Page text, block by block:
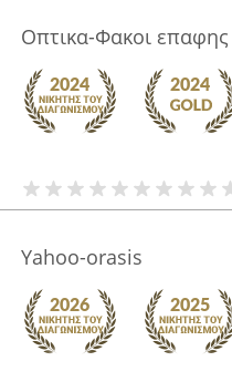
Οπτικα-Φακοι
Yahoo-orasis